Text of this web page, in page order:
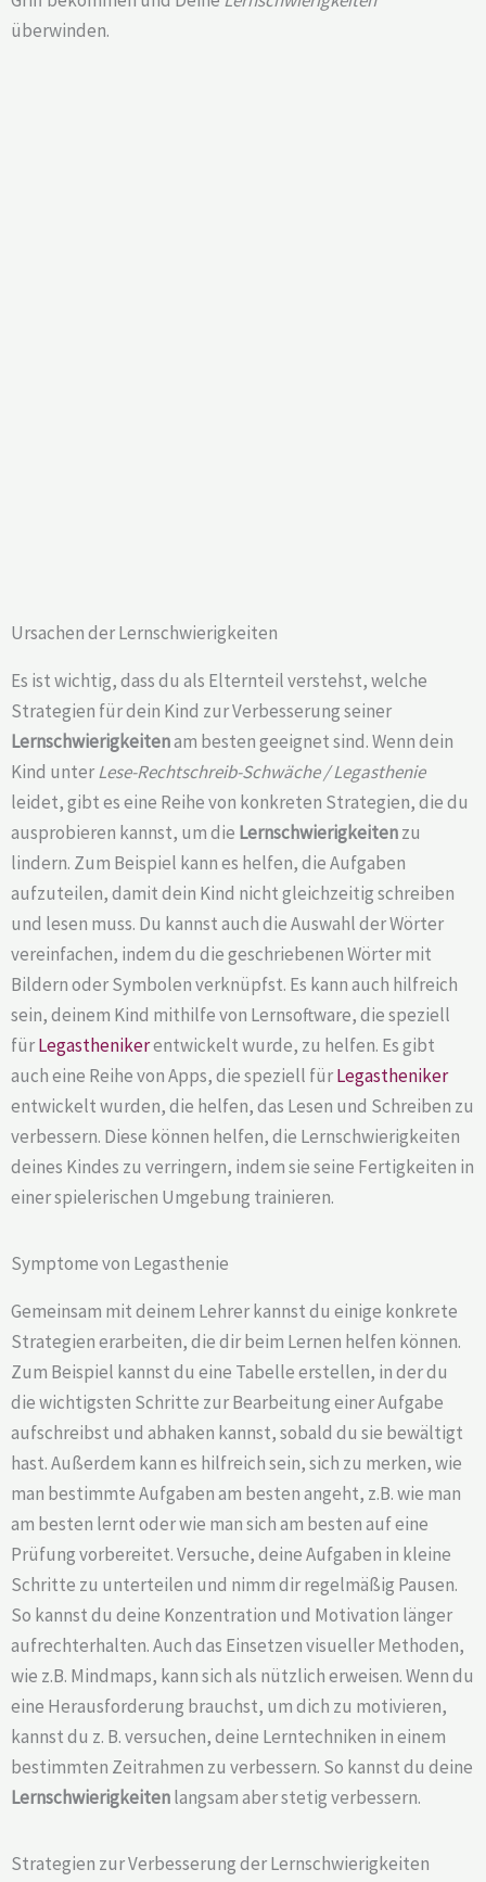
überwinden.
Ursachen der Lernschwierigkeiten
Es ist wichtig, dass du als Elternteil verstehst, welche
Strategien für dein Kind zur Verbesserung seiner
Lernschwierigkeitenam besten geeignet sind. Wenn dein
Kind unterLese-Rechtschreib-Schwäche / Legasthenie
leidet, gibt es eine Reihe von konkreten Strategien, die du
ausprobieren kannst, um die Lernschwierigkeitenzu
lindern. Zum Beispiel kann es helfen, die Aufgaben
aufzuteilen, damit dein Kind nicht gleichzeitig schreiben
und lesen muss. Du kannst auch die Auswahl der Wörter
vereinfachen, indem du die geschriebenen Wörter mit
Bildern oder Symbolen verknüpfst. Es kann auch hilfreich
sein, deinem Kind mithilfe von Lernsoftware, die speziell
fürLegasthenikerentwickelt wurde, zu helfen. Es gibt
auch eine Reihe von Apps, die speziell fürLegastheniker
entwickelt wurden, die helfen, das Lesen und Schreiben zu
verbessern. Diese können helfen, die Lernschwierigkeiten
deines Kindes zu verringern, indem sie seine Fertigkeiten in
einer spielerischen Umgebung trainieren.
Symptome von Legasthenie
Gemeinsam mit deinem Lehrer kannst du einige konkrete
Strategien erarbeiten, die dir beim Lernen helfen können.
Zum Beispiel kannst du eine Tabelle erstellen, in der du
die wichtigsten Schritte zur Bearbeitung einer Aufgabe
aufschreibst und abhaken kannst, sobald du sie bewältigt
hast. Außerdem kann es hilfreich sein, sich zu merken, wie
man bestimmte Aufgaben am besten angeht, z.B. wie man
am besten lernt oder wie man sich am besten auf eine
Prüfung vorbereitet. Versuche, deine Aufgaben in kleine
Schritte zu unterteilen und nimm dir regelmäßig Pausen.
So kannst du deine Konzentration und Motivation länger
aufrechterhalten. Auch das Einsetzen visueller Methoden,
wie z.B. Mindmaps, kann sich als nützlich erweisen. Wenn du
eine Herausforderung brauchst, um dich zu motivieren,
kannst du z. B. versuchen, deine Lerntechniken in einem
bestimmten Zeitrahmen zu verbessern. So kannst du deine
Lernschwierigkeitenlangsam aber stetig verbessern.
Strategien zur Verbesserung der Lernschwierigkeiten